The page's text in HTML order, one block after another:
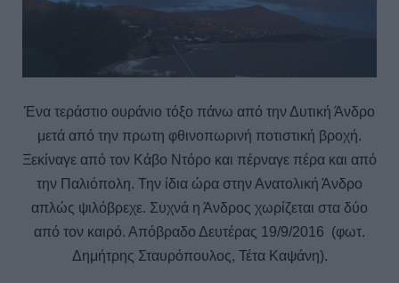
Ένα τεράστιο ουράνιο τόξο πάνω από την Δυτική Άνδρο
μετά από την πρωτη φθινοπωρινή ποτιστική βροχή.
Ξεκίναγε από τον Κάβο Ντόρο και πέρναγε πέρα και από
την Παλιόπολη. Την ίδια ώρα στην Ανατολική Άνδρο
απλώς ψιλόβρεχε. Συχνά η Άνδρος χωρίζεται στα δύο
από τον καιρό. Απόβραδο Δευτέρας 19/9/2016 (φωτ.
Δημήτρης Σταυρόπουλος, Τέτα Καψάνη).